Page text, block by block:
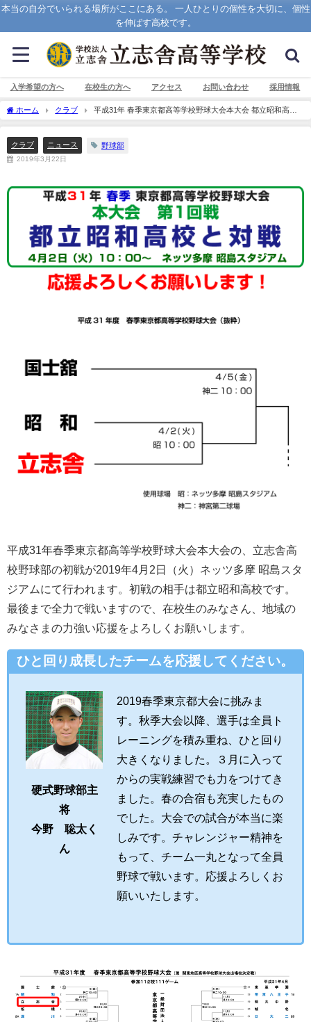
本当の自分でいられる場所がここにある。 一人ひとりの個性を大切に、個性
を伸ばす高校です。
入学希望の方へ 在校生の方へ アクセス お問い合わせ 採用情報
ホーム クラブ
平成31年 春季東京都高等学校野球大会本大会 都立昭和高校
と対戦
クラブ ニュース 野球部
2019年3月22日
平成31年春季東京都高等学校野球大会本大会の、立志舎高
校野球部の初戦が2019年4月2日（火）ネッツ多摩 昭島スタ
ジアムにて行われます。初戦の相手は都立昭和高校です。
最後まで全力で戦いますので、在校生のみなさん、地域の
みなさまの力強い応援をよろしくお願いします。
ひと回り成長したチームを応援してください。
硬式野球部主
将
今野 聡太く
ん
2019春季東京都大会に挑みま
す。秋季大会以降、選手は全員ト
レーニングを積み重ね、ひと回り
大きくなりました。３月に入って
からの実戦練習でも力をつけてき
ました。春の合宿も充実したもの
でした。大会での試合が本当に楽
しみです。チャレンジャー精神を
もって、チーム一丸となって全員
野球で戦います。応援よろしくお
願いいたします。